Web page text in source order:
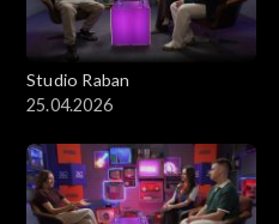
Studio Raban
25.04.2026